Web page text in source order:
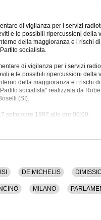
di vigilanza per i servizi
e le possibili ripercussioni della
della maggioranza e i rischi
socialista.
di vigilanza per i servizi
e le possibili ripercussioni della
della maggioranza e i rischi
socialista" realizzata da
(SI).
settembre 1997 alle ore 00:00.
i seguenti temi: Camera,
Governo, Intini, L'ulivo, Mafia,
minuti.DE MICHELIS
MILANO